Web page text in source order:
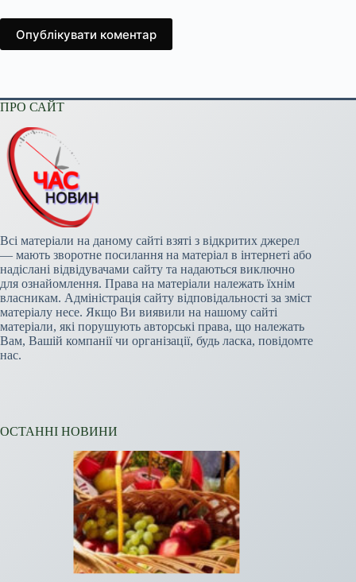
Опублікувати коментар
ПРО САЙТ
Всі матеріали на даному сайті взяті з відкритих джерел
— мають зворотне посилання на матеріал в інтернеті або
надіслані відвідувачами сайту та надаються виключно
для ознайомлення. Права на матеріали належать їхнім
власникам. Адміністрація сайту відповідальності за зміст
матеріалу несе. Якщо Ви виявили на нашому сайті
матеріали, які порушують авторські права, що належать
Вам, Вашій компанії чи організації, будь ласка, повідомте
нас.
ОСТАННІ НОВИНИ